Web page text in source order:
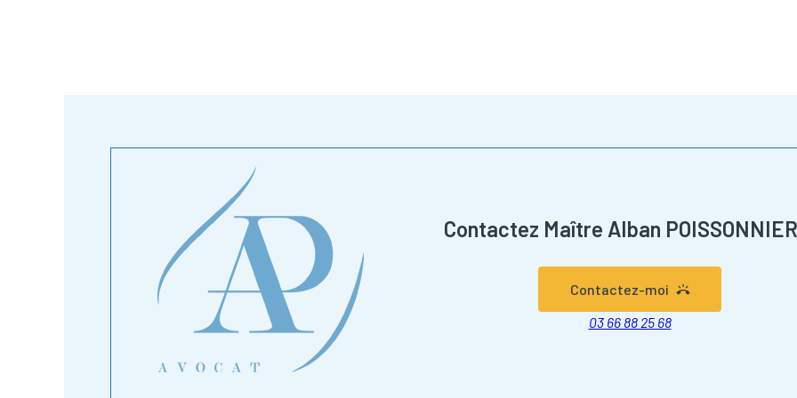
Contactez Maître Alban POISSONNIER
Contactez-moi
03 66 88 25 68